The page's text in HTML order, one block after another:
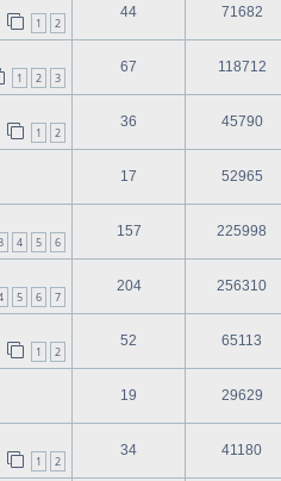
1 2
44 71682
1 2 3
67 118712
1 2
36 45790
17 52965
4 5 6
157 225998
5 6 7
204 256310
1 2
52 65113
19 29629
1 2
34 41180